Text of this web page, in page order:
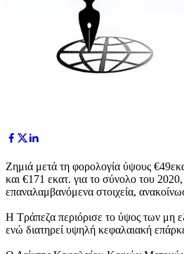
Ζημιά μετά τη φορολογία ύψους
και €171 εκατ. για το σύνολο του
επαναλαμβανόμενα στοιχεία,
Η Τράπεζα περιόρισε το ύψος των μη
ενώ διατηρεί υψηλή κεφαλαιακή